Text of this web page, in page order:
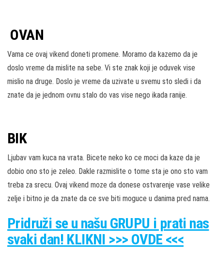
OVAN
Vama ce ovaj vikend doneti promene. Moramo da kazemo da je
doslo vreme da mislite na sebe. Vi ste znak koji je oduvek vise
mislio na druge. Doslo je vreme da uzivate u svemu sto sledi i da
znate da je jednom ovnu stalo do vas vise nego ikada ranije.
BIK
Ljubav vam kuca na vrata. Bicete neko ko ce moci da kaze da je
dobio ono sto je zeleo. Dakle razmislite o tome sta je ono sto vam
treba za srecu. Ovaj vikend moze da donese ostvarenje vase velike
zelje i bitno je da znate da ce sve biti moguce u danima pred nama.
Pridruži se u našu GRUPU i prati nas
svaki dan! KLIKNI >>> OVDE <<<